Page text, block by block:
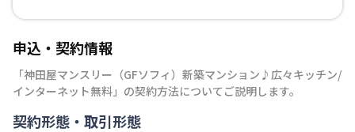
申込・契約情報
「神田屋マンスリー（GFソフィ）新築マンション♪広々キッチン/
インターネット無料 」の契約方法についてご説明します。
契約形態・取引形態